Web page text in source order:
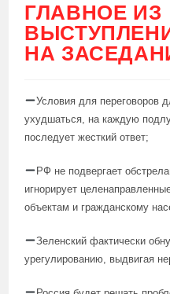
ГЛАВНОЕ ИЗ
НА
Условия для переговоров
ухудшаться, на каждую
последует жесткий ответ;
РФ не подвергает
игнорирует
объектам и гражданскому
Зеленский фактически
урегулированию, выдвигая